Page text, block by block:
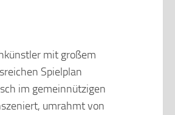
mit großem
Spielplan
im gemeinnützigen
umrahmt von